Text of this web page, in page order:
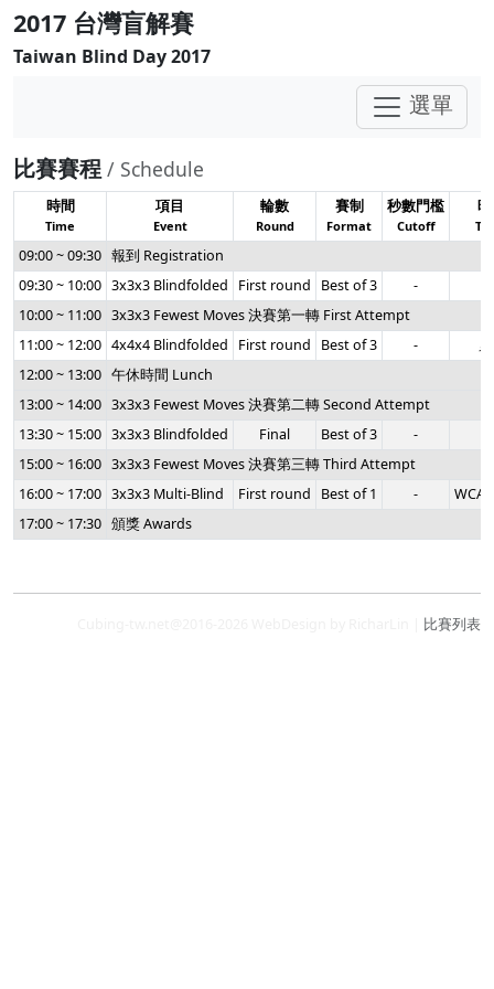
2017 台灣盲解賽
Taiwan Blind Day 2017
選單
比賽賽程 / Schedule
時間
Time
項目
Event
輪數
Round
賽制
Format
秒數門檻
Cutoff
09:00 ~ 09:30 報到 Registration
09:30 ~ 10:00 3x3x3 Blindfolded First round Best of 3 -
10:00 ~ 11:00 3x3x3 Fewest Moves 決賽第一轉 First Attempt
11:00 ~ 12:00 4x4x4 Blindfolded First round Best of 3 -
12:00 ~ 13:00 午休時間 Lunch
13:00 ~ 14:00 3x3x3 Fewest Moves 決賽第二轉 Second Attempt
13:30 ~ 15:00 3x3x3 Blindfolded Final Best of 3 -
15:00 ~ 16:00 3x3x3 Fewest Moves 決賽第三轉 Third Attempt
16:00 ~ 17:00 3x3x3 Multi-Blind First round Best of 1 -
WCA
17:00 ~ 17:30 頒獎 Awards
比賽列表